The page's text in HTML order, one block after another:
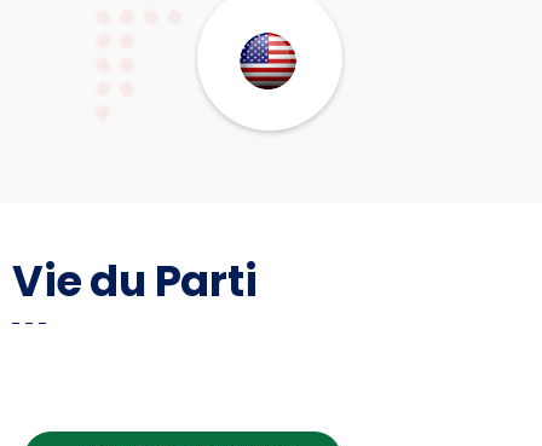
Vie du Parti